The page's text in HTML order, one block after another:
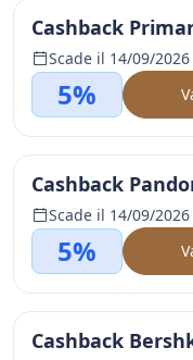
Cashback
Scade il 14/09/2026
5%
Cashback
Scade il 14/09/2026
5%
Cashback